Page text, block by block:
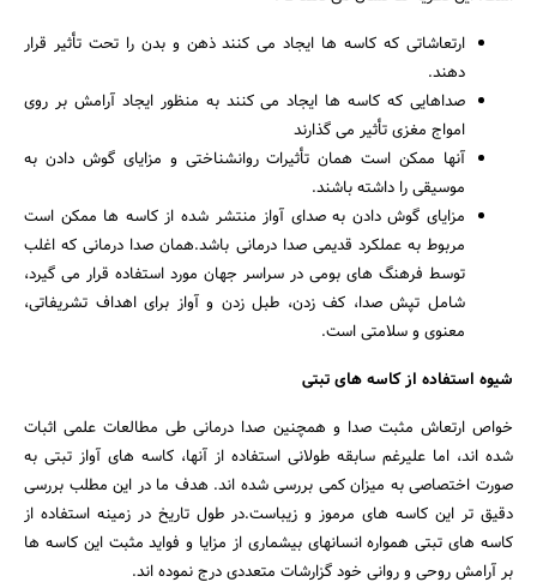
جستجو
ارتعاشاتی که کاسه ها ایجاد می کنند ذهن و بدن را تحت تأثیر قرار
دهند.
صداهایی که کاسه ها ایجاد می کنند به منظور ایجاد آرامش بر روی
امواج مغزی تأثیر می گذارند
آنها ممکن است همان تأثیرات روانشناختی و مزایای گوش دادن به
موسیقی را داشته باشند.
مزایای گوش دادن به صدای آواز منتشر شده از کاسه ها ممکن است
مربوط به عملکرد قدیمی صدا درمانی باشد.همان صدا درمانی که اغلب
توسط فرهنگ های بومی در سراسر جهان مورد استفاده قرار می گیرد،
شامل تپش صدا، کف زدن، طبل زدن و آواز برای اهداف تشریفاتی،
معنوی و سلامتی است.
شیوه استفاده از کاسه های تبتی
خواص ارتعاش مثبت صدا و همچنین صدا درمانی طی مطالعات علمی اثبات
شده اند، اما علیرغم سابقه طولانی استفاده از آنها، کاسه های آواز تبتی به
صورت اختصاصی به میزان کمی بررسی شده اند. هدف ما در این مطلب بررسی
دقیق تر این کاسه های مرموز و زیباست.در طول تاریخ در زمینه استفاده از
کاسه های تبتی همواره انسانهای بیشماری از مزایا و فواید مثبت این کاسه ها
بر آرامش روحی و روانی خود گزارشات متعددی درج نموده اند.